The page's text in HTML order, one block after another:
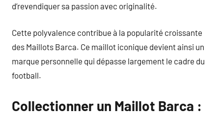
d’revendiquer sa passion avec originalité.
Cette polyvalence contribue à la popularité croissante
des Maillots Barca. Ce maillot iconique devient ainsi un
marque personnelle qui dépasse largement le cadre du
football.
Collectionner un Maillot Barca :